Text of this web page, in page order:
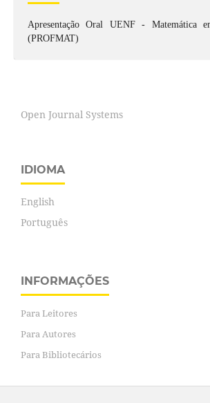
Apresentação Oral UENF - Matemática
(PROFMAT)
Open Journal Systems
IDIOMA
English
Português
INFORMAÇÕES
Para Leitores
Para Autores
Para Bibliotecários